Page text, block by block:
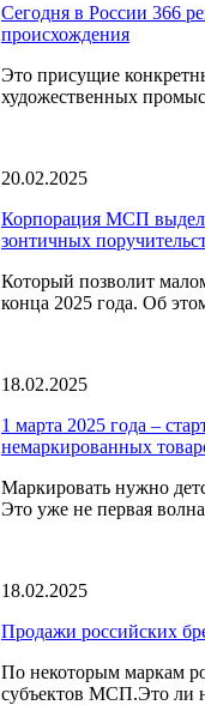
Сегодня в России 366
происхождения
Это присущие
художественных
20.02.2025
Корпорация МСП
зонтичных
Который позволит
конца 2025 года. Об
18.02.2025
1 марта 2025 года –
немаркированных
Маркировать нужно
Это уже не первая
18.02.2025
Продажи российских
По некоторым маркам
субъектов МСП.Это ли